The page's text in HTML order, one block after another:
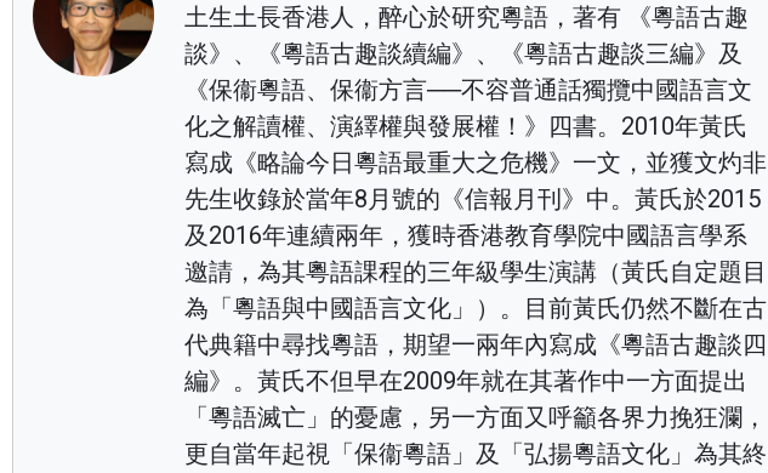
土生土長香港人，醉心於研究粵語，著有 《粵語古趣
談》、《粵語古趣談續編》、《粵語古趣談三編》及
《保衞粵語、保衞方言──不容普通話獨攬中國語言文
化之解讀權、演繹權與發展權！》四書。2010年黃氏
寫成《略論今日粵語最重大之危機》一文，並獲文灼非
先生收錄於當年8月號的《信報月刊》中。黃氏於2015
及2016年連續兩年，獲時香港教育學院中國語言學系
邀請，為其粵語課程的三年級學生演講（黃氏自定題目
為「粵語與中國語言文化」）。目前黃氏仍然不斷在古
代典籍中尋找粵語，期望一兩年內寫成《粵語古趣談四
編》。黃氏不但早在2009年就在其著作中一方面提出
「粵語滅亡」的憂慮，另一方面又呼籲各界力挽狂瀾，
更自當年起視「保衞粵語」及「弘揚粵語文化」為其終